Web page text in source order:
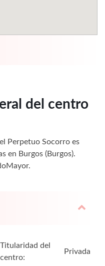
del centro
Perpetuo Socorro es
en Burgos (Burgos).
Titularidad del
centro:
Privada